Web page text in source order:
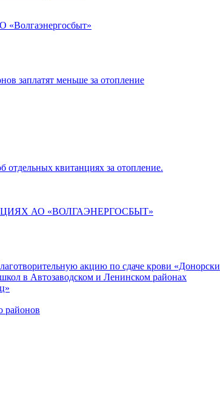
«Волгаэнергосбыт»
заплатят меньше за отопление
квитанциях за отопление.
АО «ВОЛГАЭНЕРГОСБЫТ»
акцию по сдаче крови «Донорски
в Автозаводском и Ленинском районах
районов